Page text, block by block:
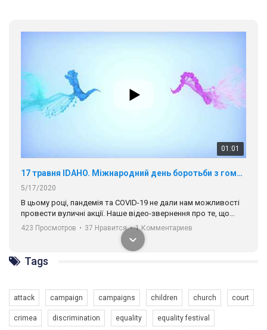
01:01
17 травня IDAHO. Міжнародний день боротьби з гомофобією трансфобією і біфобія.
5/17/2020
В цьому році, пандемія та COVІD-19 не дали нам можливості
провести вуличні акції. Наше відео-звернення про те, що
навіть коли ми у різних містах та не можемо зустрінеться, ми
разом. Ми закликаємо всіх хто поділяє цінності рівності та
солідарності, приєднатися до нас. Регіональні підрозділи
ГАУ є в 16 областях України.
Разом наш голос лунає гучніше!
423 Просмотров • 37 Нравится • 1 Комментариев
Tags
attack campaign campaigns children church court
crimea discrimination equality equality festival